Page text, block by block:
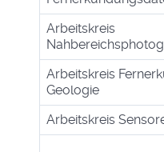
Arbeitskreis
Arbeitskreis
Geologie
Arbeitskreis